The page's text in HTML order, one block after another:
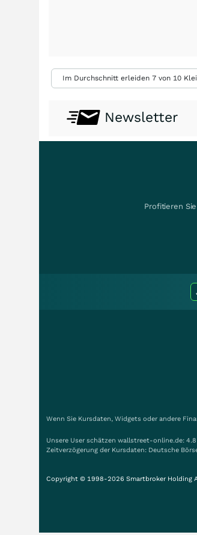
Im Durchschnitt erleiden 7 von 10
Newsletter
Profitieren
Wenn Sie Kursdaten, Widgets oder andere
Unsere User schätzen wallstreet-online.de:
Zeitverzögerung der Kursdaten: Deutsche
Copyright © 1998-2026 Smartbroker Holding